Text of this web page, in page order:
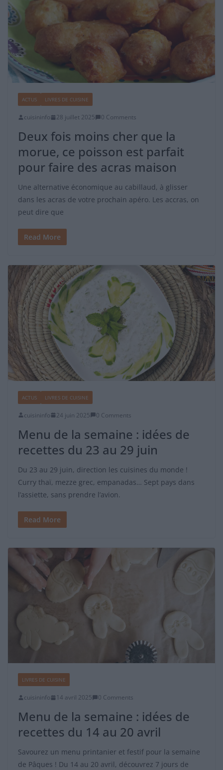
ACTUS LIVRES DE CUISINE
cuisininfo 28 juillet 2025 0 Comments
Deux fois moins cher que la
morue, ce poisson est parfait
pour faire des acras maison
Une alternative économique au cabillaud, à glisser
dans les acras de votre prochain apéro. Les accras, on
peut dire que
Read More
ACTUS LIVRES DE CUISINE
cuisininfo 24 juin 2025 0 Comments
Menu de la semaine : idées de
recettes du 23 au 29 juin
Du 23 au 29 juin, direction les cuisines du monde !
Curry thaï, mezze grec, empanadas… Sept pays dans
l’assiette, sans prendre l’avion.
Read More
LIVRES DE CUISINE
cuisininfo 14 avril 2025 0 Comments
Menu de la semaine : idées de
recettes du 14 au 20 avril
Savourez un menu printanier et festif pour la semaine
de Pâques ! Du 14 au 20 avril, découvrez 7 jours de